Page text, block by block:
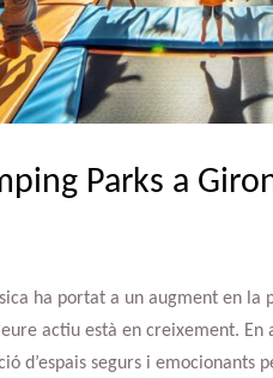
Parks a
ha portat a un augment en
actiu està en creixement. En
d’espais segurs i emocionants